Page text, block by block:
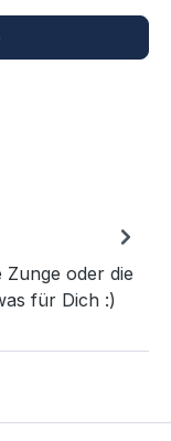
oder die
für Dich :)